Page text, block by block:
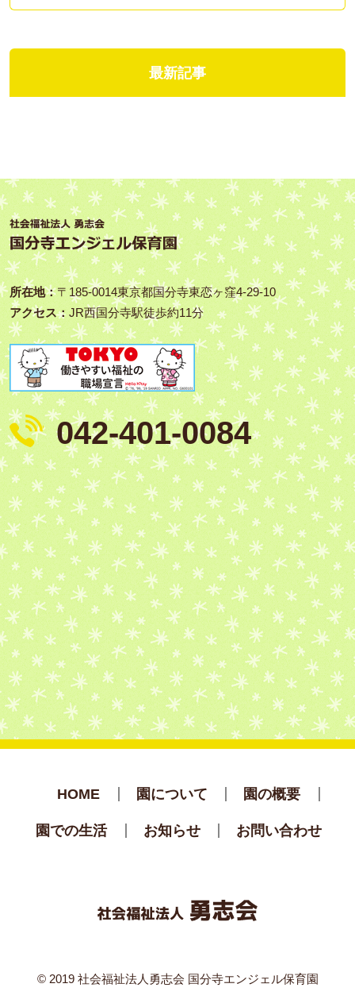
最新記事
所在地：〒185‑0014東京都国分寺東恋ヶ窪4-29-10
アクセス：JR西国分寺駅徒歩約11分
042-401-0084
HOME 園について 園の概要
園での生活 お知らせ お問い合わせ
© 2019 社会福祉法人勇志会 国分寺エンジェル保育園